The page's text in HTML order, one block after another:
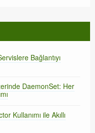
Bağlantıyı
DaemonSet: Her
Kullanımı ile Akıllı